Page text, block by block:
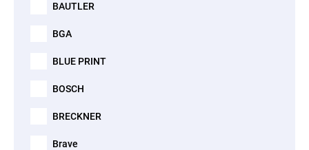
BAUTLER
BGA
BLUE PRINT
BOSCH
BRECKNER
Brave